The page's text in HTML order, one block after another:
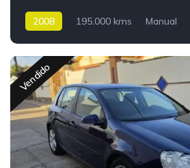
2008 195.000 kms Manual
Vendido